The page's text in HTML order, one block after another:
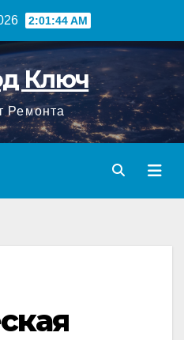
2:01:45 AM
Ключ
Ремонта